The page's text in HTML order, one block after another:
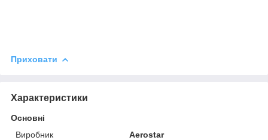
Приховати
Характеристики
Основні
Виробник
Aerostar